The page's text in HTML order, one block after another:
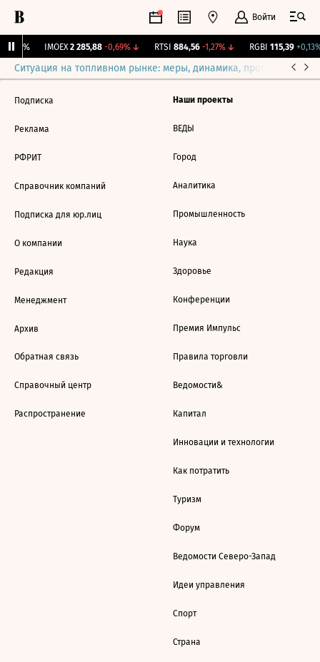
Войти
0% IMOEX 2 285,88 -0,69%↓ RTSI 884,56 -1,27%↓ RGBI 115,39 +0,13%
Ситуация на топливном рынке: меры, динамика, прогнозы
Подписка
Реклама
РФРИТ
Справочник компаний
Подписка для юр.лиц
О компании
Редакция
Менеджмент
Архив
Обратная связь
Справочный центр
Распространение
Наши проекты
ВЕДЫ
Город
Аналитика
Промышленность
Наука
Здоровье
Конференции
Премия Импульс
Правила торговли
Ведомости&
Капитал
Инновации и технологии
Как потратить
Туризм
Форум
Ведомости Северо-Запад
Идеи управления
Спорт
Страна